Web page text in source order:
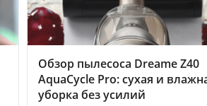
Обзор пылесоса Dreame Z40
AquaCycle Pro: сухая и
уборка без усилий